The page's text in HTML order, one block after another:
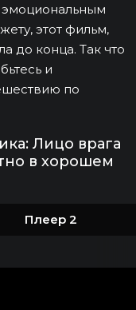
этот фильм,
до конца. Так что
и
по
Лицо врага
в хорошем
Плеер 2